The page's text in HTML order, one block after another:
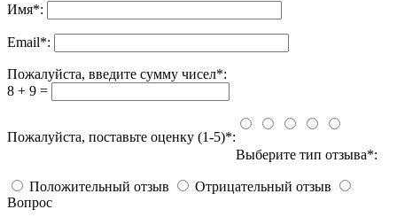
Имя*:
Email*:
Пожалуйста, введите сумму чисел*:
8 + 9 =
Пожалуйста, поставьте оценку (1-5)*:
Выберите тип отзыва*:
Положительный отзыв
Отрицательный отзыв
Вопрос